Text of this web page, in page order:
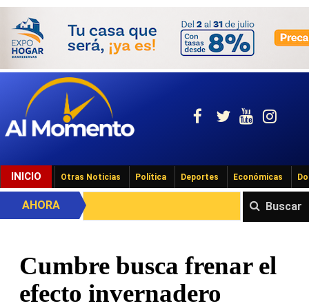
INICIO Otras Noticias Política Deportes Económicas
Buscar
AHORA
Cumbre busca frenar el
efecto invernadero